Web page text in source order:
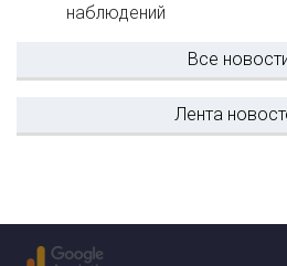
наблюдений
Все
Лента